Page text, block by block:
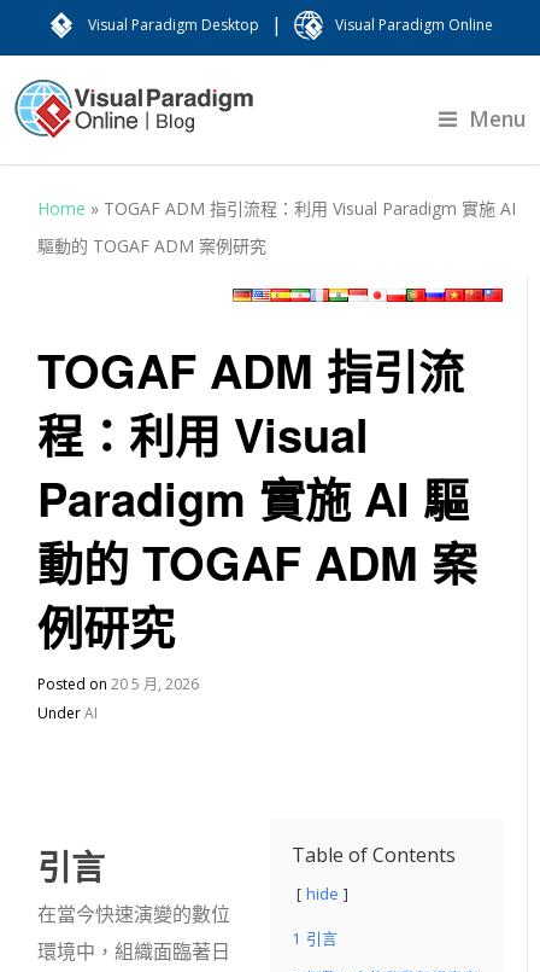
Visual Paradigm Desktop | Visual Paradigm Online
Menu
Home » TOGAF ADM 指引流程：利用 Visual Paradigm 實施 AI
驅動的 TOGAF ADM 案例研究
TOGAF ADM 指引流
程：利用 Visual
Paradigm 實施 AI 驅
動的 TOGAF ADM 案
例研究
Posted on20 5 月, 2026
UnderAI
Table of Contents
hide
1 引言
引言
在當今快速演變的數位
環境中，組織面臨著日